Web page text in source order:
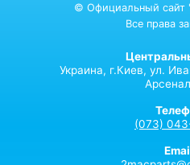
© Официальный сайт
Все права
Украина, г.Киев, ул.
(073)